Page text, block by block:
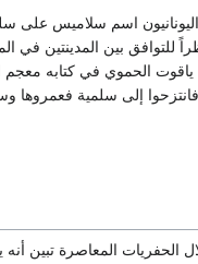
المؤرخون أصلَ التسمية فأرجعوها إلى مصدرين :
الحموي في كتابه معجم
إلى سلمية
الحفريات المعاصرة تبين